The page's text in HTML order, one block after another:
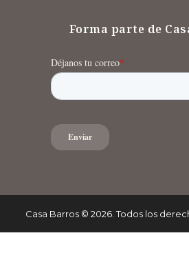
Forma parte de
Casa Barros© 2026. Todos los